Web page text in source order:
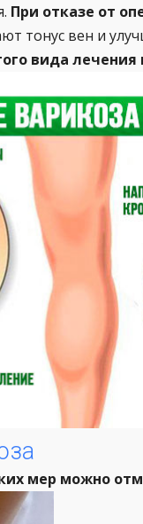
При отказе от
тонус вен и
вида
мер можно